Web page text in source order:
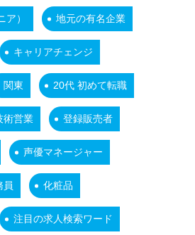
） 地元の有名企業
キャリアチェンジ
関東 20代 初めて転職
術営業 登録販売者
声優マネージャー
員 化粧品
注目の求人検索ワード